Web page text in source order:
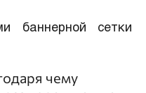
баннерной сетки
чему